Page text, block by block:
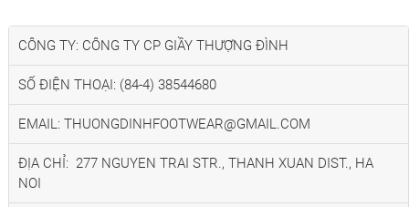
CÔNG TY: CÔNG TY CP GIẦY THƯỢNG ĐÌNH
SỐ ĐIỆN THOẠI: (84-4) 38544680
EMAIL: THUONGDINHFOOTWEAR@GMAIL.COM
ĐỊA CHỈ: 277 NGUYEN TRAI STR., THANH XUAN DIST., HA
NOI